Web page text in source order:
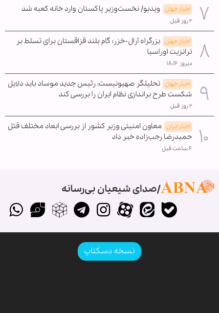
اخبار جهان ویدیو/ نخست‌وزیر پاکستان وارد خانه کعبه شد
۲ روز قبل
اخبار جهان بزرگراه آرال-خزر؛ گام بلند قزاقستان برای تسلط بر
ترانزیت اوراسیا
دیروز ۱۸:۱۶
اخبار جهان تحلیلگر صهیونیست: رئیس جدید موساد باید دلایل
شکست طرح براندازی نظام ایران را بررسی کند
۲ روز قبل
اخبار ایران معاون امنیتی وزیر کشور از بررسی ابعاد مختلف قتل
حمیدرضا رجب‌زاده خبر داد
۶ ساعت قبل
صدای شیعیان بی‌رسانه
نسخه دسکتاپ